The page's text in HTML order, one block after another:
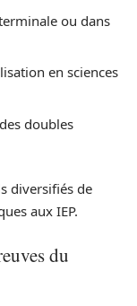
ou dans
en sciences
doubles
diversifiés de
aux IEP.
du